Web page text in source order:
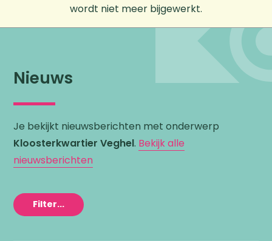
wordt niet meer bijgewerkt.
Nieuws
Je bekijkt nieuwsberichten met onderwerp
Kloosterkwartier Veghel. Bekijk alle
nieuwsberichten
Filter...